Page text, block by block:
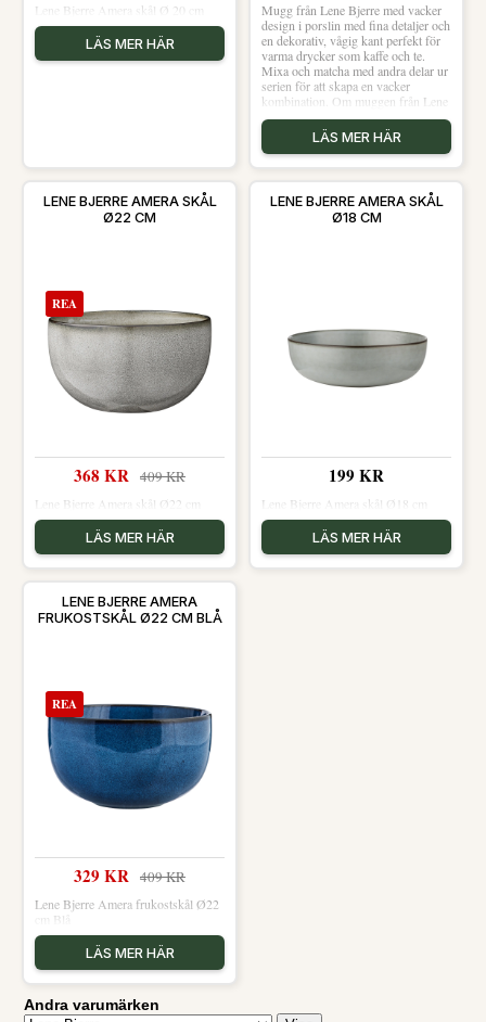
Lene Bjerre Amera skål Ø 20 cm
LÄS MER HÄR
Mugg från Lene Bjerre med vacker
design i porslin med fina detaljer och
en dekorativ, vågig kant perfekt för
varma drycker som kaffe och te.
Mixa och matcha med andra delar ur
serien för att skapa en vacker
kombination. Om muggen från Lene
Bjerre- 30 cl- Tillverkad av porslin.-
Vacker design.- Finns även som
skål.- Finns även som en tallrik.-
Från serien Camille.- Säljs i 1-pack.
Koppar hos Royal Design.
LÄS MER HÄR
LENE BJERRE AMERA SKÅL
Ø22 CM
REA
368 KR 409 KR
Lene Bjerre Amera skål Ø22 cm
LÄS MER HÄR
LENE BJERRE AMERA SKÅL
Ø18 CM
199 KR
Lene Bjerre Amera skål Ø18 cm
LÄS MER HÄR
LENE BJERRE AMERA
FRUKOSTSKÅL Ø22 CM BLÅ
REA
329 KR 409 KR
Lene Bjerre Amera frukostskål Ø22
cm Blå
LÄS MER HÄR
Andra varumärken